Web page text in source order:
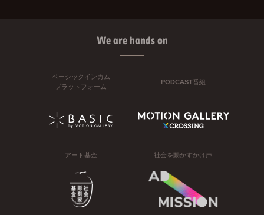
We are hands on
ベーシックインカム
プラットフォーム
PODCAST番組
アート基金 社会を動かすかけ声